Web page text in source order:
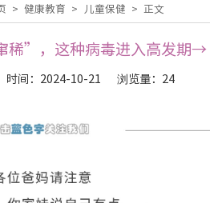
> 健康教育 > 儿童保健 > 正文
稀”，这种病毒进入高发期→
时间：2024-10-21 浏览量： 24